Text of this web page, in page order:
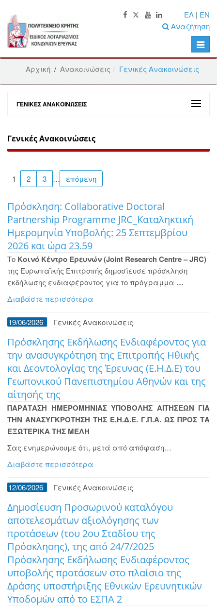
ΕΛ | EN
Αναζήτηση
Toggle
Αρχική/ Ανακοινώσεις Γενικές Ανακοινώσεις
ΓΕΝΙΚΈΣ ΑΝΑΚΟΙΝΏΣΕΙΣ
Γενικές Ανακοινώσεις
1 2 3 … επόμενη
Πρόσκληση: Collaborative Doctoral
Partnership Programme JRC_Καταληκτική
Ημερομηνία Υποβολής: 25 Σεπτεμβρίου
2026 και ώρα 23.59
Το Κοινό Κέντρο Ερευνών (Joint Research Centre – JRC)
της Ευρωπαϊκής Επιτροπής δημοσίευσε πρόσκληση
εκδήλωσης ενδιαφέροντος για το πρόγραμμα …
Διαβάστε περισσότερα
19/06/2026 Γενικές Ανακοινώσεις
Πρόσκλησης Εκδήλωσης Ενδιαφέροντος για
την ανασυγκρότηση της Επιτροπής Ηθικής
και Δεοντολογίας της Έρευνας (Ε.Η.Δ.Ε) του
Γεωπονικού Πανεπιστημίου Αθηνών και της
αίτησής της
ΠΑΡΑΤΑΣΗ ΗΜΕΡΟΜΗΝΙΑΣ ΥΠΟΒΟΛΗΣ ΑΙΤΗΣΕΩΝ ΓΙΑ
ΤΗΝ ΑΝΑΣΥΓΚΡΟΤΗΣΗ ΤΗΣ Ε.Η.Δ.Ε. Γ.Π.Α. ΩΣ ΠΡΟΣ ΤΑ
ΕΞΩΤΕΡΙΚΑ ΤΗΣ ΜΕΛΗ
Σας ενημερώνουμε ότι, μετά από απόφαση…
Διαβάστε περισσότερα
12/06/2026 Γενικές Ανακοινώσεις
Δημοσίευση Προσωρινού καταλόγου
αποτελεσμάτων αξιολόγησης των
προτάσεων (του 2ου Σταδίου της
Πρόσκλησης), της από 24/7/2025
Πρόσκλησης Εκδήλωσης Ενδιαφέροντος
υποβολής προτάσεων στο πλαίσιο της
Δράσης υποστήριξης Εθνικών Ερευνητικών
Υποδομών από το ΕΣΠΑ 2